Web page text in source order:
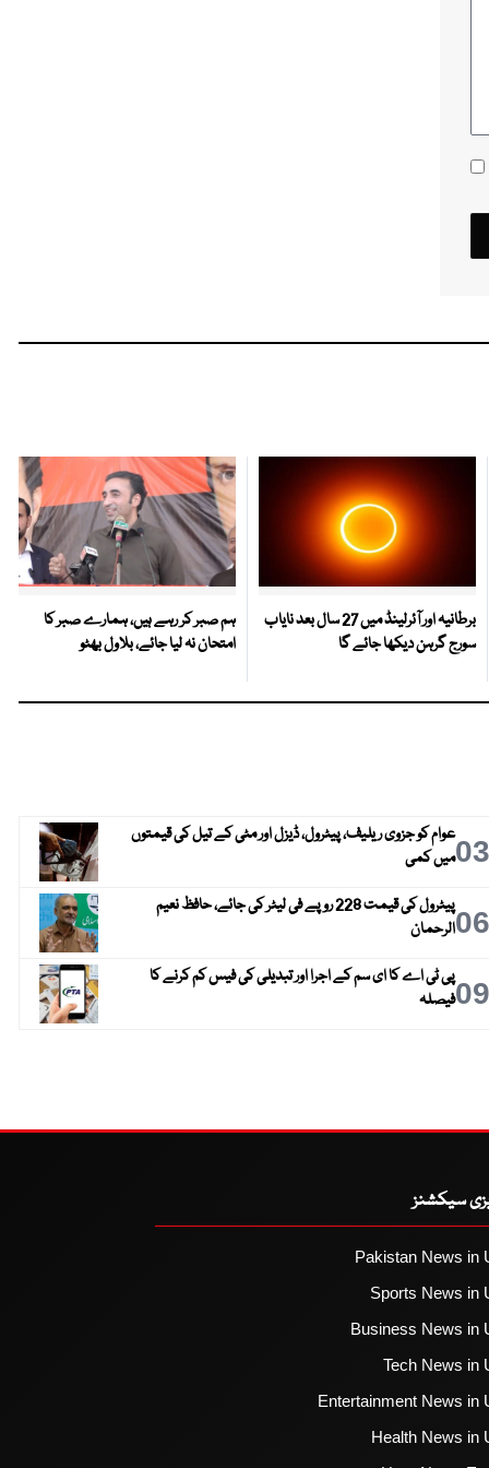
برطانیہ اور آئرلینڈ میں 27 سال بعد نایاب
سورج گرہن دیکھا جائے گا
ہم صبر کر رہے ہیں، ہمارے صبر کا
امتحان نہ لیا جائے، بلاول بھٹو
03عوام کو جزوی ریلیف، پیٹرول، ڈیزل اور مٹی کے تیل کی قیمتوں
میں کمی
06
پیٹرول کی قیمت 228 روپے فی لیٹر کی جائے، حافظ نعیم
الرحمان
09پی ٹی اے کا ای سم کے اجرا اور تبدیلی کی فیس کم کرنے کا
فیصلہ
سیکشنز
Pakistan News in
Sports News in
Business News in
Tech News in
Entertainment News in
Health News in